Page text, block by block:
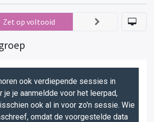
Zet op voltooid
ook verdiepende sessies in
je je aanmeldde voor het leerpad,
ook al in voor zo'n sessie. Wie
omdat de voorgestelde data